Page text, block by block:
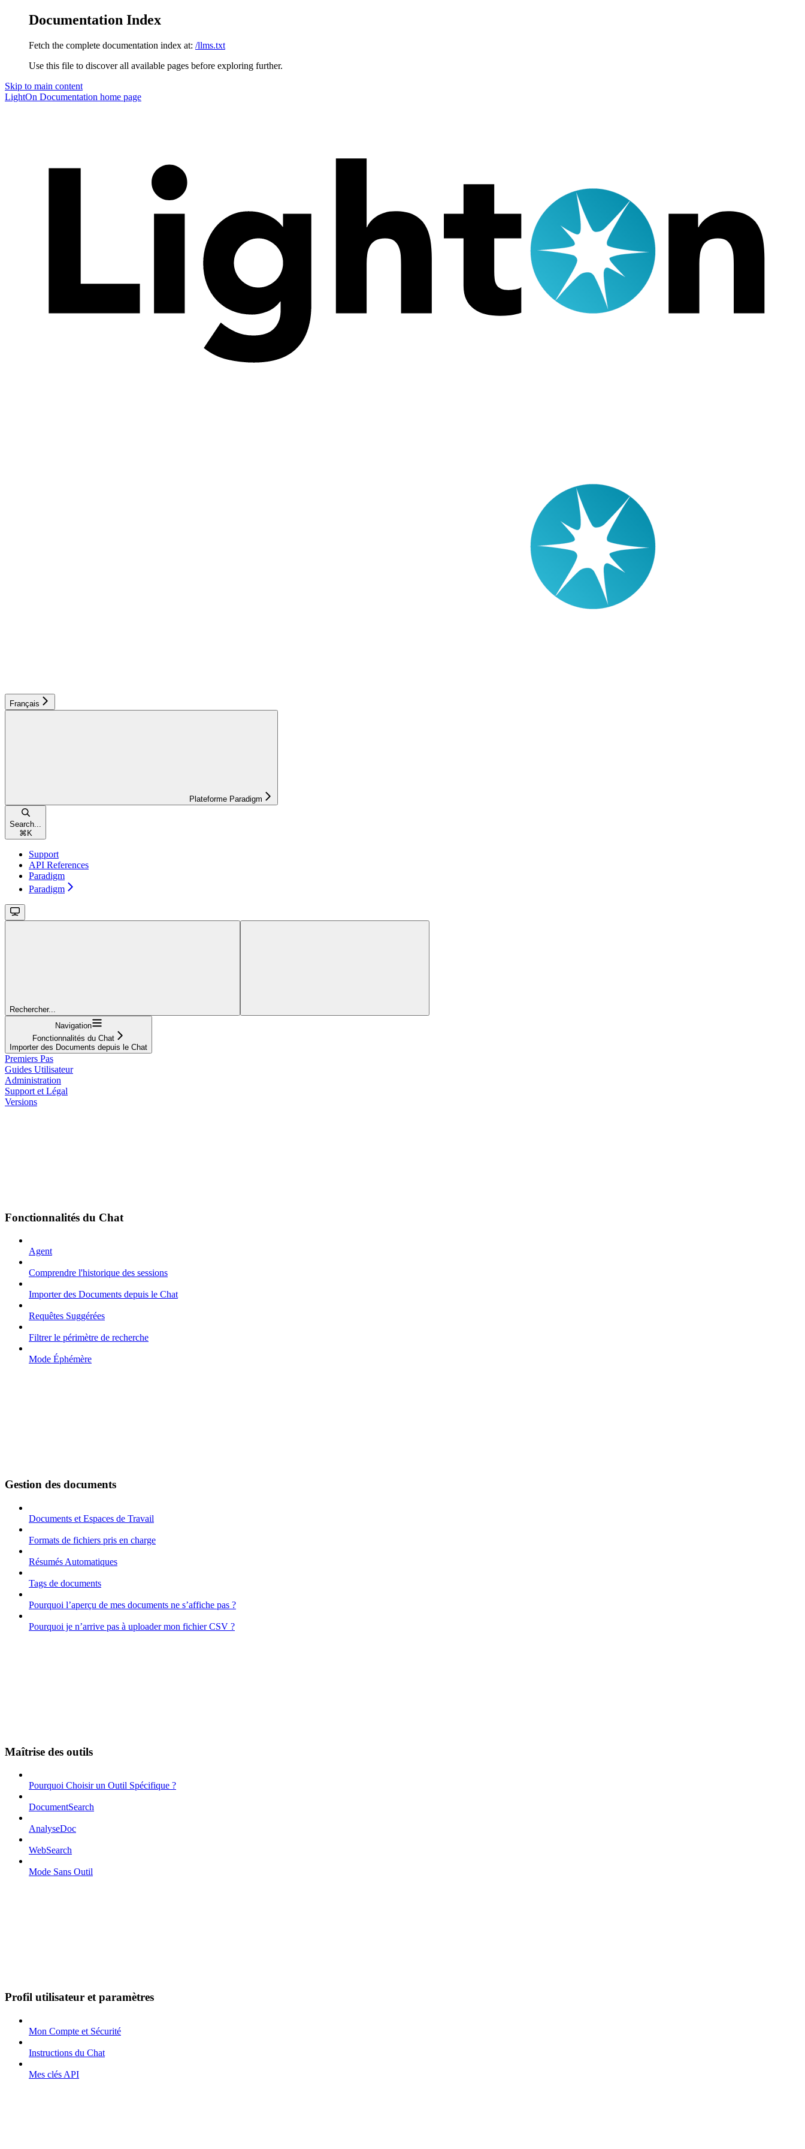
Documentation Index
Fetch the complete documentation index at: /llms.txt
Use this file to discover all available pages before exploring further.
Skip to main content
LightOn Documentation home page
Français
Plateforme Paradigm
Search...
⌘ K
Support
API References
Paradigm
Paradigm
Rechercher...
Navigation
Fonctionnalités du Chat
Importer des Documents depuis le Chat
Premiers Pas
Guides Utilisateur
Administration
Support et Légal
Versions
Fonctionnalités du Chat
Agent
Comprendre l'historique des sessions
Importer des Documents depuis le Chat
Requêtes Suggérées
Filtrer le périmètre de recherche
Mode Éphémère
Gestion des documents
Documents et Espaces de Travail
Formats de fichiers pris en charge
Résumés Automatiques
Tags de documents
Pourquoi l’aperçu de mes documents ne s’affiche pas ?
Pourquoi je n’arrive pas à uploader mon fichier CSV ?
Maîtrise des outils
Pourquoi Choisir un Outil Spécifique ?
DocumentSearch
AnalyseDoc
WebSearch
Mode Sans Outil
Profil utilisateur et paramètres
Mon Compte et Sécurité
Instructions du Chat
Mes clés API